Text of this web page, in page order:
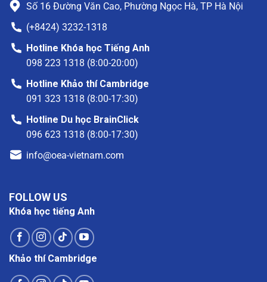
Số 16 Đường Văn Cao, Phường Ngọc Hà, TP Hà Nội
(+8424) 3232-1318
Hotline Khóa học Tiếng Anh
098 223 1318 (8:00-20:00)
Hotline Khảo thí Cambridge
091 323 1318 (8:00-17:30)
Hotline Du học BrainClick
096 623 1318 (8:00-17:30)
info@oea-vietnam.com
FOLLOW US
Khóa học tiếng Anh
Khảo thí Cambridge